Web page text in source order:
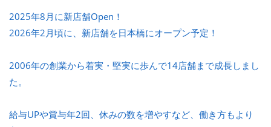
2025年8月に新店舗Open！
2026年2月頃に、新店舗を日本橋にオープン予定！
2006年の創業から着実・堅実に歩んで14店舗まで成長しまし
た。
給与UPや賞与年2回、休みの数を増やすなど、働き方もより